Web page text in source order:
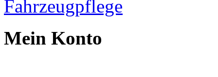
Mein Konto